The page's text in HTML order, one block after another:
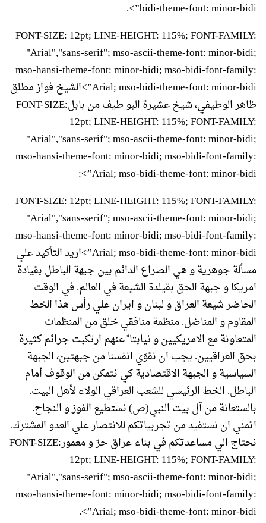
bidi-theme-font: minor-bidi”>.
FONT-SIZE: 12pt; LINE-HEIGHT: 115%; FONT-FAMILY:
"Arial","sans-serif"; mso-ascii-theme-font: minor-bidi;
mso-hansi-theme-font: minor-bidi; mso-bidi-font-family:
Arial; mso-bidi-theme-font: minor-bidi”>الشيخ فواز مطلق
ظاهر الوطيفي، شيخ عشيرة البو طيف من بابلFONT-SIZE:
12pt; LINE-HEIGHT: 115%; FONT-FAMILY:
"Arial","sans-serif"; mso-ascii-theme-font: minor-bidi;
mso-hansi-theme-font: minor-bidi; mso-bidi-font-family:
Arial; mso-bidi-theme-font: minor-bidi”>:
FONT-SIZE: 12pt; LINE-HEIGHT: 115%; FONT-FAMILY:
"Arial","sans-serif"; mso-ascii-theme-font: minor-bidi;
mso-hansi-theme-font: minor-bidi; mso-bidi-font-family:
Arial; mso-bidi-theme-font: minor-bidi”>اريد التأكيد علي
مسألة جوهرية و هي الصراع الدائم بين جبهة الباطل بقيادة
امريكا و جبهة الحق بقيلدة الشيعة في العالم. في الوقت
الحاضر شيعة العراق و لبنان و ايران علي رأس هذا الخط
المقاوم و المناضل. منظمة منافقي خلق من المنظمات
المتعاونة مع الامريكيين و نيابتا ً عنهم ارتكبت جرائم كثيرة
بحق العراقيين. يجب ان نقوّي انفسنا من جبهتين، الجبهة
السياسية و الجبهة الاقتصادية كي نتمكن من الوقوف أمام
الباطل. الخط الرئيسي للشعب العراقي الولاء لأهل البيت.
بالستعانة من آل بيت النبي(ص) نستطيع الفوز و النجاح.
اتمني ان نستفيد من تجربياتكم للانتصار علي العدو المشترك.
نحتاج الي مساعدتكم في بناء عراق حرّ و معمورFONT-SIZE:
12pt; LINE-HEIGHT: 115%; FONT-FAMILY:
"Arial","sans-serif"; mso-ascii-theme-font: minor-bidi;
mso-hansi-theme-font: minor-bidi; mso-bidi-font-family:
Arial; mso-bidi-theme-font: minor-bidi”>.